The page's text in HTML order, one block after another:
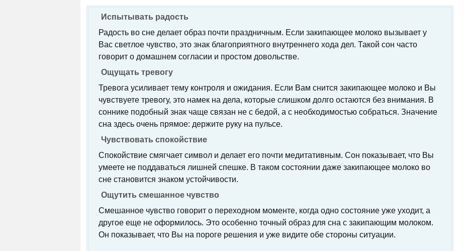
Испытывать радость
Радость во сне делает образ почти праздничным. Если закипающее молоко вызывает у
Вас светлое чувство, это знак благоприятного внутреннего хода дел. Такой сон часто
говорит о домашнем согласии и простом довольстве.
Ощущать тревогу
Тревога усиливает тему контроля и ожидания. Если Вам снится закипающее молоко и Вы
чувствуете тревогу, это намек на дела, которые слишком долго остаются без внимания. В
соннике подобный знак чаще связан не с бедой, а с необходимостью собраться. Значение
сна здесь очень прямое: держите руку на пульсе.
Чувствовать спокойствие
Спокойствие смягчает символ и делает его почти медитативным. Сон показывает, что Вы
умеете не поддаваться лишней спешке. В таком состоянии даже закипающее молоко во
сне становится знаком устойчивости.
Ощутить смешанное чувство
Смешанное чувство говорит о переходном моменте, когда одно состояние уже уходит, а
другое еще не оформилось. Это особенно точный образ для сна с закипающим молоком.
Он показывает, что Вы на пороге решения и уже видите обе стороны ситуации.